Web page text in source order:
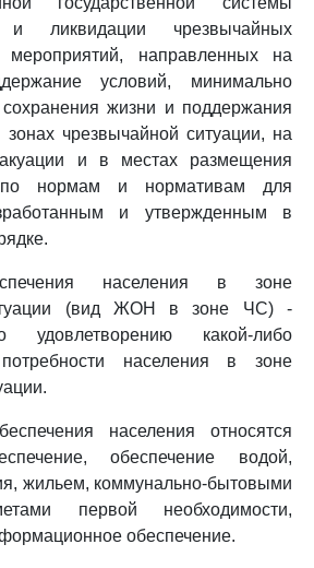
и ликвидации чрезвычайных
направленных на
условий, минимально
жизни и поддержания
чрезвычайной ситуации, на
и в местах размещения
по нормам и нормативам для
и утвержденным в
населения в зоне
(вид ЖОН в зоне ЧС) -
удовлетворению какой-либо
населения в зоне
населения относятся
обеспечение водой,
жильем, коммунально-бытовыми
первой необходимости,
обеспечение.